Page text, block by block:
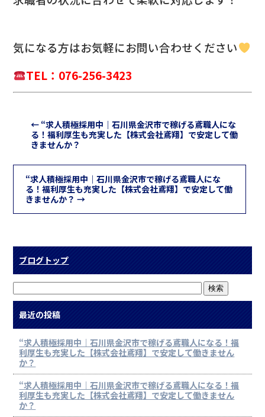
気になる方はお気軽にお問い合わせください
TEL：076-256-3423
← “求人積極採用中｜石川県金沢市で稼げる鳶職人にな
る！福利厚生も充実した【株式会社鳶翔】で安定して働
きませんか？
“求人積極採用中｜石川県金沢市で稼げる鳶職人にな
る！福利厚生も充実した【株式会社鳶翔】で安定して働
きませんか？→
ブログトップ
最近の投稿
“求人積極採用中｜石川県金沢市で稼げる鳶職人になる！福
利厚生も充実した【株式会社鳶翔】で安定して働きません
か？
“求人積極採用中｜石川県金沢市で稼げる鳶職人になる！福
利厚生も充実した【株式会社鳶翔】で安定して働きません
か？